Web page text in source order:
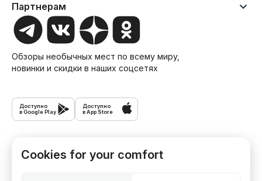
Cookies for your comfort
Обзоры необычных мест по всему миру,
новинки и скидки в наших соцсетях
Доступно
в Google Play
Доступно
в App Store
Экскурсии
Партнерам